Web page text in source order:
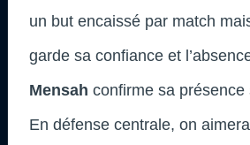
un but encaissé par match
garde sa confiance et
Mensah confirme sa présence
En défense centrale, on